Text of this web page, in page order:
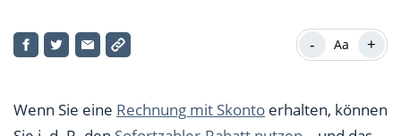
Aufs Jahr hochgerechnet sind die Sollzinsen enorm
- Aa +
Wenn Sie eine Rechnung mit Skonto erhalten, können